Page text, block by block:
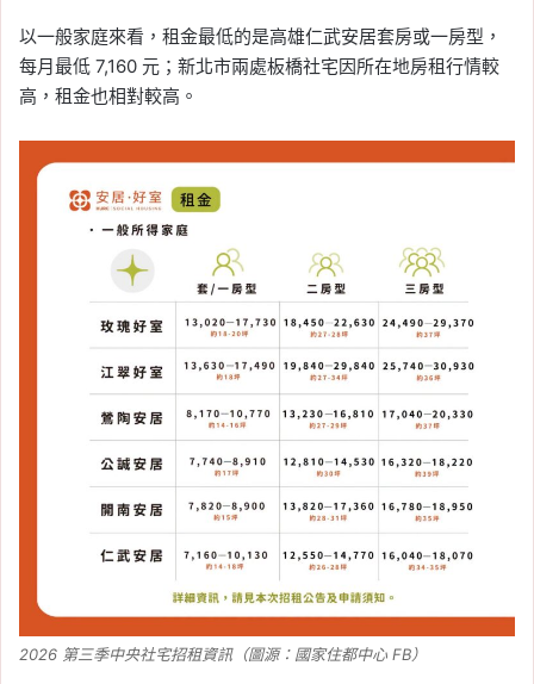
以一般家庭來看，租金最低的是高雄仁武安居套房或一房型，
每月最低 7,160 元；新北市兩處板橋社宅因所在地房租行情較
高，租金也相對較高。
2026 第三季中央社宅招租資訊（圖源：國家住都中心 FB）